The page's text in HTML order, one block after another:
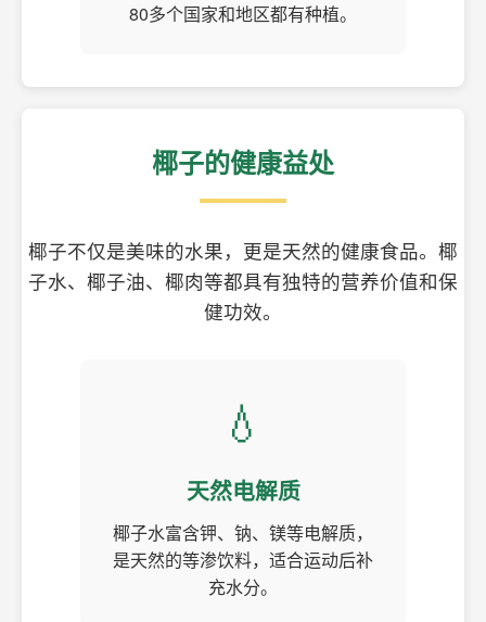
80多个国家和地区都有种植。
椰子的健康益处
椰子不仅是美味的水果，更是天然的健康食品。椰
子水、椰子油、椰肉等都具有独特的营养价值和保
健功效。
💧
天然电解质
椰子水富含钾、钠、镁等电解质，
是天然的等渗饮料，适合运动后补
充水分。